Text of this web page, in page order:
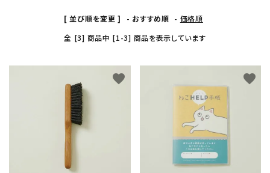
[ 並び順を変更 ] - おすすめ順 - 価格順
全 [3] 商品中 [1-3] 商品を表示しています
favorite favorite